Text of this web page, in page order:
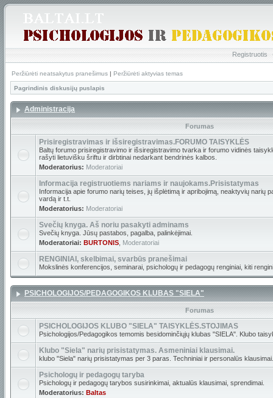
Registruotis
Peržiūrėti neatsakytus pranešimus | Peržiūrėti aktyvias temas
Pagrindinis diskusijų puslapis
Administracija
Forumas
Prisiregistravimas ir išsiregistravimas.FORUMO TAISYKLĖS
Baltų forumo prisiregistravimo ir išsiregistravimo tvarka ir forumo vidinės
rašyti lietuvišku šriftu ir dirbtinai nedarkant bendrinės kalbos.
Moderatorius: Moderatoriai
Informacija registruotiems nariams ir naujokams.Prisistatymas
Informacija apie forumo narių teises, jų išplėtimą ir apribojimą, neaktyvių narių
vardą ir t.t.
Moderatorius: Moderatoriai
Svečių knyga. Aš noriu pasakyti adminams
Svečių knyga. Jūsų pastabos, pagalba, palinkėjimai.
Moderatoriai: BURTONIS Moderatoriai
RENGINIAI, skelbimai, svarbūs pranešimai
Mokslinės konferencijos, seminarai, psichologų ir pedagogų renginiai, kiti
PSICHOLOGIJOS/PEDAGOGIKOS KLUBAS "SIELA"
Forumas
PSICHOLOGIJOS KLUBO "SIELA" TAISYKLĖS.STOJIMAS
Psichologijos/Pedagogikos temomis besidominčiųjų klubas "SIELA". Klubo
Klubo "Siela" narių prisistatymas. Asmeniniai klausimai.
klubo "Siela" narių prisistatymas per 3 paras. Techniniai ir personalūs klausimai.
Psichologų ir pedagogų taryba
Psichologų ir pedagogų tarybos susirinkimai, aktualūs klausimai, sprendimai.
Moderatorius: Baltas